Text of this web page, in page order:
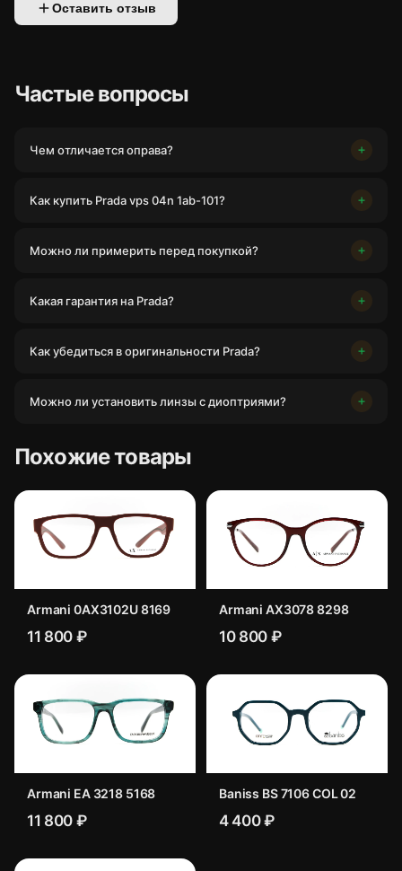
Оставить отзыв
Частые вопросы
Чем отличается оправа?
Как купить Prada vps 04n 1ab-101?
Можно ли примерить перед покупкой?
Какая гарантия на Prada?
Как убедиться в оригинальности Prada?
Можно ли установить линзы с диоптриями?
Похожие товары
Armani 0AX3102U 8169
11 800 ₽
Armani AX3078 8298
10 800 ₽
Armani EA 3218 5168
11 800 ₽
Baniss BS 7106 COL 02
4 400 ₽